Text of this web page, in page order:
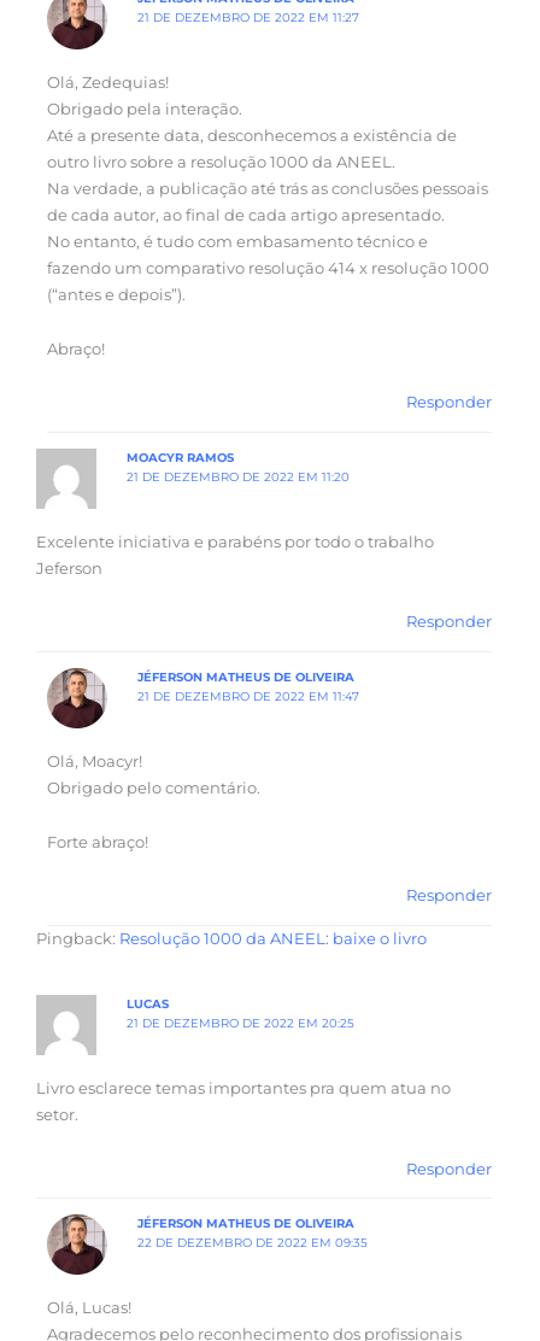
21 DE DEZEMBRO DE 2022 EM 11:27
Olá, Zedequias!
Obrigado pela interação.
Até a presente data, desconhecemos a existência de
outro livro sobre a resolução 1000 da ANEEL.
Na verdade, a publicação até trás as conclusões pessoais
de cada autor, ao final de cada artigo apresentado.
No entanto, é tudo com embasamento técnico e
fazendo um comparativo resolução 414 x resolução 1000
(“antes e depois”).
Abraço!
Responder
MOACYR RAMOS
21 DE DEZEMBRO DE 2022 EM 11:20
Excelente iniciativa e parabéns por todo o trabalho
Jeferson
Responder
JÉFERSON MATHEUS DE OLIVEIRA
21 DE DEZEMBRO DE 2022 EM 11:47
Olá, Moacyr!
Obrigado pelo comentário.
Forte abraço!
Responder
Pingback: Resolução 1000 da ANEEL: baixe o livro
LUCAS
21 DE DEZEMBRO DE 2022 EM 20:25
Livro esclarece temas importantes pra quem atua no
setor.
Responder
JÉFERSON MATHEUS DE OLIVEIRA
22 DE DEZEMBRO DE 2022 EM 09:35
Olá, Lucas!
Agradecemos pelo reconhecimento dos profissionais